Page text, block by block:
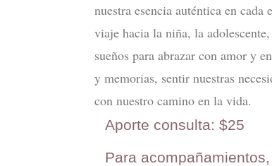
nuestra esencia auténtica en
viaje hacia la niña, la
sueños para abrazar con amor y
y memorias, sentir nuestras
con nuestro camino en la vida.
Aporte consulta: $25
Para